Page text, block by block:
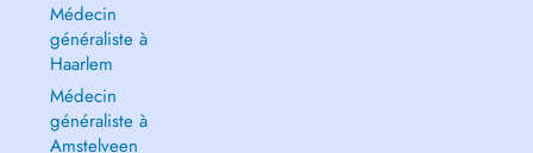
Médecin
généraliste à
Haarlem
Médecin
généraliste à
Amstelveen